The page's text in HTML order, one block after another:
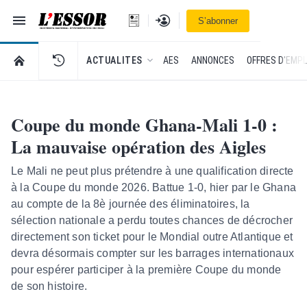
Navigation
L'Essor - retour à la une
Se connecterS’abonner
RETOUR À LA PAGE D’ACCUEIL DE L'ESSOR
ACTUALITES AES ANNONCES OFFRES
Coupe du monde Ghana-Mali 1-0 :
La mauvaise opération des Aigles
Le Mali ne peut plus prétendre à une qualification directe
à la Coupe du monde 2026. Battue 1-0, hier par le Ghana
au compte de la 8è journée des éliminatoires, la
sélection nationale a perdu toutes chances de décrocher
directement son ticket pour le Mondial outre Atlantique et
devra désormais compter sur les barrages internationaux
pour espérer participer à la première Coupe du monde
de son histoire.